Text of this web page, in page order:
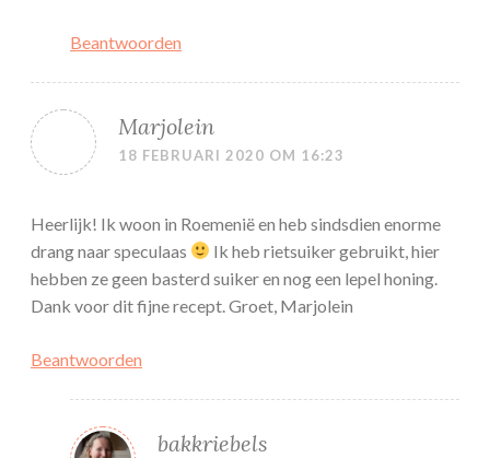
Beantwoorden
Marjolein
18 FEBRUARI 2020 OM 16:23
Heerlijk! Ik woon in Roemenië en heb sindsdien enorme
drang naar speculaas
Ik heb rietsuiker gebruikt, hier
hebben ze geen basterd suiker en nog een lepel honing.
Dank voor dit fijne recept. Groet, Marjolein
Beantwoorden
bakkriebels